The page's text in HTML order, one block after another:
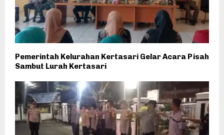
Pemerintah Kelurahan Kertasari Gelar Acara Pisah
Sambut Lurah Kertasari